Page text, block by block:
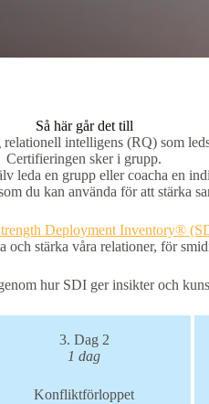
Så här går det till
intelligens (RQ) som
Certifieringen sker i grupp.
leda en grupp eller coacha en
du kan använda för att stärka
Deployment Inventory®
och stärka våra relationer, för
hur SDI ger insikter och
3. Dag 2
1 dag
Konfliktförloppet